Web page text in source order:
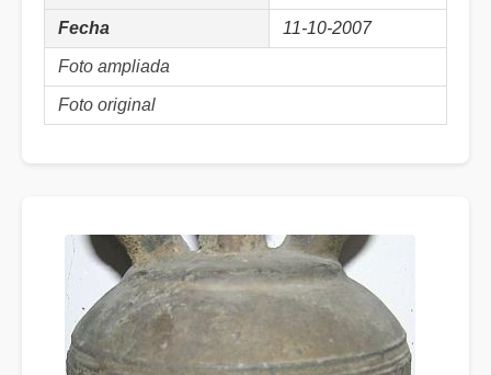
Fecha 11-10-2007
Foto ampliada
Foto original